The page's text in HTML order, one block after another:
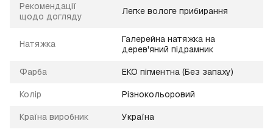
Рекомендації
щодо догляду
Легке вологе прибирання
Натяжка
Галерейна натяжка на
дерев'яний підрамник
Фарба ЕКО пігментна (Без запаху)
Колір Різнокольоровий
Країна виробник Україна